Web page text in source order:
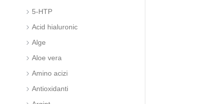
5-HTP
Acid hialuronic
Alge
Aloe vera
Amino acizi
Antioxidanti